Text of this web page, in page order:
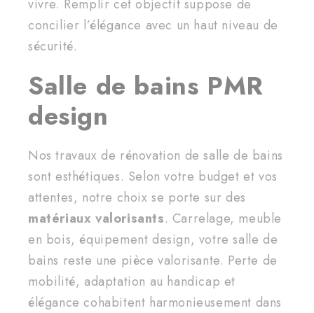
vivre. Remplir cet objectif suppose de
concilier l’élégance avec un haut niveau de
sécurité.
Salle de bains PMR
design
Nos travaux de rénovation de salle de bains
sont esthétiques. Selon votre budget et vos
attentes, notre choix se porte sur des
matériaux valorisants. Carrelage, meuble
en bois, équipement design, votre salle de
bains reste une pièce valorisante. Perte de
mobilité, adaptation au handicap et
élégance cohabitent harmonieusement dans